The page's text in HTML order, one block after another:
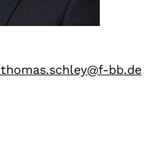
thomas.schley@f-bb.de